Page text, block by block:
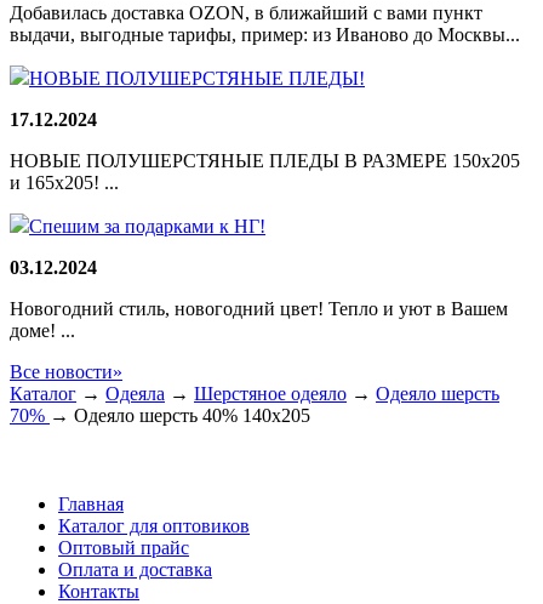
Добавилась доставка OZON, в ближайший с вами пункт
выдачи, выгодные тарифы, пример: из Иваново до Москвы...
НОВЫЕ ПОЛУШЕРСТЯНЫЕ ПЛЕДЫ!
17.12.2024
НОВЫЕ ПОЛУШЕРСТЯНЫЕ ПЛЕДЫ В РАЗМЕРЕ 150х205
и 165х205! ...
Спешим за подарками к НГ!
03.12.2024
Новогодний стиль, новогодний цвет! Тепло и уют в Вашем
доме! ...
Все новости»
Каталог → Одеяла → Шерстяное одеяло → Одеяло шерсть
70% → Одеяло шерсть 40% 140х205
Главная
Каталог для оптовиков
Оптовый прайс
Оплата и доставка
Контакты